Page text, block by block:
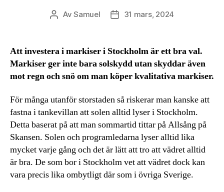
Inläggsförfattare
AvSamuel Inläggsdatum
31 mars, 2024
Att investera i markiser i Stockholm är ett bra val.
Markiser ger inte bara solskydd utan skyddar även
mot regn och snö om man köper kvalitativa markiser.
För många utanför storstaden så riskerar man kanske att
fastna i tankevillan att solen alltid lyser i Stockholm.
Detta baserat på att man sommartid tittar på Allsång på
Skansen. Solen och programledarna lyser alltid lika
mycket varje gång och det är lätt att tro att vädret alltid
är bra. De som bor i Stockholm vet att vädret dock kan
vara precis lika ombytligt där som i övriga Sverige.